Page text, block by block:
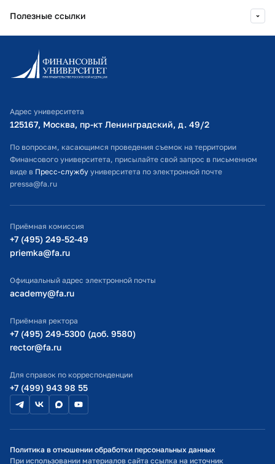
Полезные ссылки
Информационно-образовательный портал
Личный кабинет поступающего
Оплата обучения
Расписание занятий
Студенческий офис
Официальный адрес электронной почты
Министерство просвещения РФ
Министерство науки и высшего образования РФ
Адрес университета
125167, Москва, пр-кт Ленинградский, д. 49/2​
По вопросам, касающимся проведения съемок на территории
Финансового университета, присылайте свой запрос в письменном
виде в Пресс-службу университета по электронной почте
pressa@fa.ru
Приёмная комиссия
+7 (495) 249-52-49
priemka@fa.ru
Официальный адрес электронной почты
academy@fa.ru
Приёмная ректора
+7 (495) 249-5300 (доб. 9580)
rector@fa.ru
Для справок по корреспонденции
+7 (499) 943 98 55
Политика в отношении обработки персональных данных
При использовании материалов сайта ссылка на источник